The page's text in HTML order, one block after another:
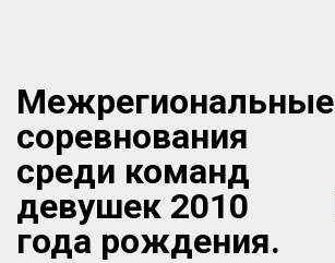
Межрегиональные
соревнования
среди команд
девушек 2010
года рождения.